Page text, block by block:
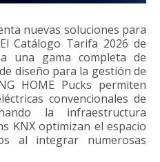
nuevas soluciones para
Catálogo Tarifa 2026 de
una gama completa de
diseño para la gestión de
HOME Pucks permiten
convencionales de
la infraestructura
KNX optimizan el espacio
al integrar numerosas